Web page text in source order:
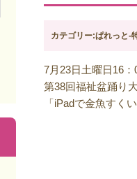
カテゴリー:ぱれっと-
7月23日土曜日16：
第38回福祉盆踊り
「iPadで金魚すく